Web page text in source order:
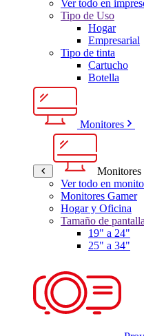
Ver todo en
Tipo de Uso
Hogar
Empresarial
Tipo de tinta
Cartucho
Botella
Monitores
Monitores
Ver todo en
Monitores Gamer
Hogar y Oficina
Tamaño de
19" a 24"
25" a 34"